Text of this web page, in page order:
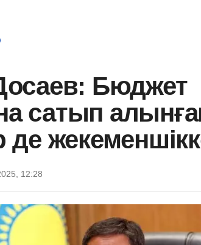
Бюджет
сатып
12:28